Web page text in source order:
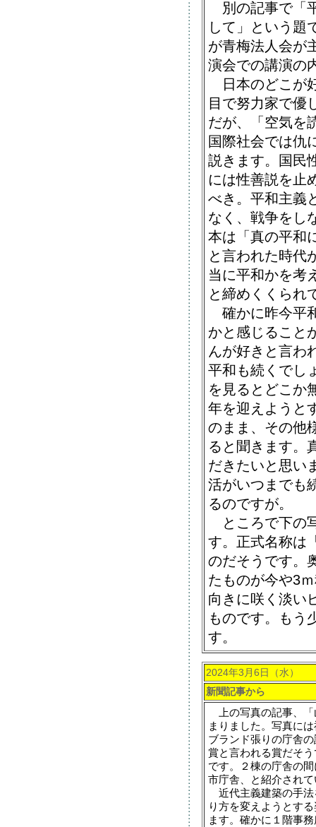
別の記事で「
して」という題
が青梅法人会が
演会での講演の
日本のどこが
目で努力家で優
だが、「空気を
国際社会では仇
説きます。国民
には性善説を止
べき。平和主義
なく、戦争をし
本は「真の平和
と言われた時代
当に平和かを考
と締めくくられ
確かに昨今平
かと感じること
んが好きと言わ
平和も続くでし
を見るとどこか
年を迎えようと
のまま、その他
ると聞きます。
だきたいと思い
活がいつまでも
るのですが。
ところで下の
す。正式名称は
のだそうです。
たものが今や3
向きに咲く淡い
ものです。もう
す。
2024年3月6日（水）
新聞記事から
上の写真の記事、「
まりました。写真に
ブランド張りの庁舎
賞と言われる賞だそ
です。２棟の庁舎の
市庁舎、と紹介され
近代主義建築の手法
り方を変えようとす
ます。確かに１階事